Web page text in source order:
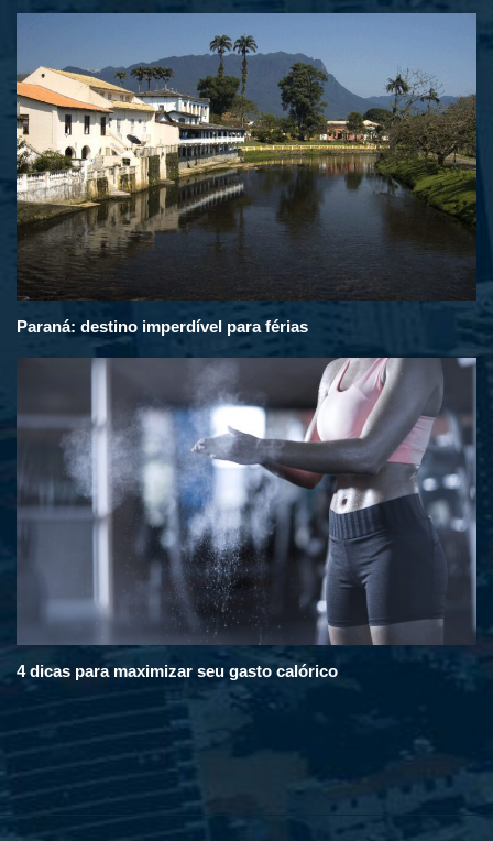
Paraná: destino imperdível para férias
4 dicas para maximizar seu gasto calórico